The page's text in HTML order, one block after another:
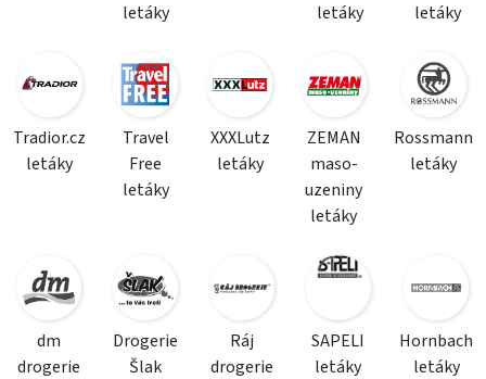
letáky
letáky
letáky
Tradior.cz
letáky
Travel
Free
letáky
XXXLutz
letáky
ZEMAN
maso-
uzeniny
letáky
Rossmann
letáky
dm
drogerie
Drogerie
Šlak
Ráj
drogerie
SAPELI
letáky
Hornbach
letáky